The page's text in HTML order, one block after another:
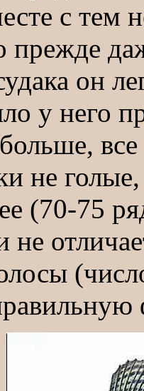
с тем
прежде
он
у него
не
(70-75
не